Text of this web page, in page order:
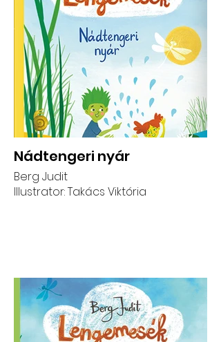
Nádtengeri nyár
Berg Judit
Illustrator: Takács Viktória